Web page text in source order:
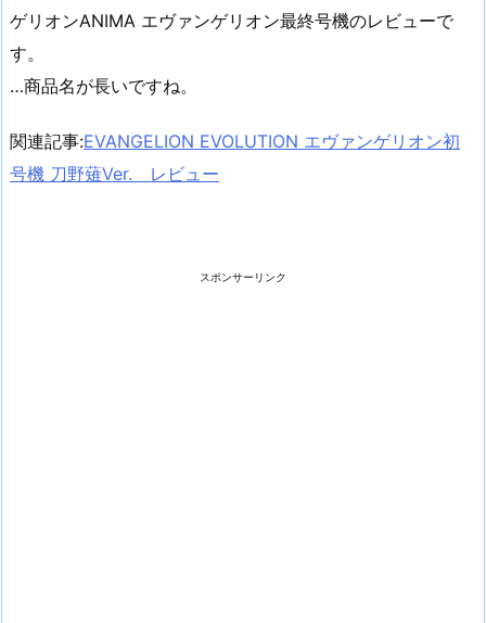
ゲリオンANIMA エヴァンゲリオン最終号機のレビューで
す。
…商品名が長いですね。
関連記事:EVANGELION EVOLUTION エヴァンゲリオン初
号機 刀野薙Ver. レビュー
スポンサーリンク